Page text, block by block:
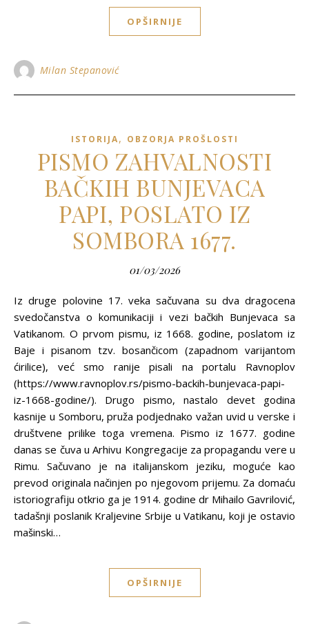
OPŠIRNIJE
Milan Stepanović
ISTORIJA, OBZORJA PROŠLOSTI
PISMO ZAHVALNOSTI
BAČKIH BUNJEVACA
PAPI, POSLATO IZ
SOMBORA 1677.
01/03/2026
Iz druge polovine 17. veka sačuvana su dva dragocena
svedočanstva o komunikaciji i vezi bačkih Bunjevaca sa
Vatikanom. O prvom pismu, iz 1668. godine, poslatom iz
Baje i pisanom tzv. bosančicom (zapadnom varijantom
ćirilice), već smo ranije pisali na portalu Ravnoplov
(https://www.ravnoplov.rs/pismo-backih-bunjevaca-papi-
iz-1668-godine/). Drugo pismo, nastalo devet godina
kasnije u Somboru, pruža podjednako važan uvid u verske i
društvene prilike toga vremena. Pismo iz 1677. godine
danas se čuva u Arhivu Kongregacije za propagandu vere u
Rimu. Sačuvano je na italijanskom jeziku, moguće kao
prevod originala načinjen po njegovom prijemu. Za domaću
istoriografiju otkrio ga je 1914. godine dr Mihailo Gavrilović,
tadašnji poslanik Kraljevine Srbije u Vatikanu, koji je ostavio
mašinski…
OPŠIRNIJE